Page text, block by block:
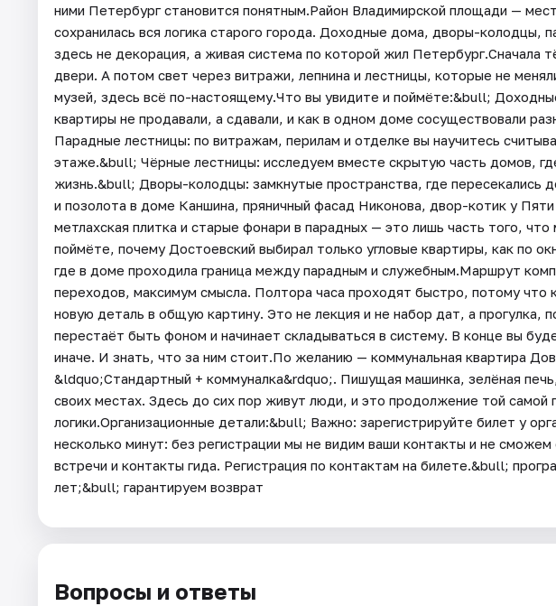
ними Петербург становится понятным.Район Владимирской площади —
сохранилась вся логика старого города. Доходные дома, дворы-колодцы,
здесь не декорация, а живая система по которой жил Петербург.Сначала
двери. А потом свет через витражи, лепнина и лестницы, которые не
музей, здесь всё по-настоящему.Что вы увидите и поймёте:&bull;
квартиры не продавали, а сдавали, и как в одном доме сосуществовали
Парадные лестницы: по витражам, перилам и отделке вы научитесь
этаже.&bull; Чёрные лестницы: исследуем вместе скрытую часть домов,
жизнь.&bull; Дворы-колодцы: замкнутые пространства, где пересекались
и позолота в доме Каншина, пряничный фасад Никонова, двор-котик у Пяти
метлахская плитка и старые фонари в парадных — это лишь часть того,
поймёте, почему Достоевский выбирал только угловые квартиры, как по
где в доме проходила граница между парадным и служебным.Маршрут
переходов, максимум смысла. Полтора часа проходят быстро, потому что
новую деталь в общую картину. Это не лекция и не набор дат, а прогулка,
перестаёт быть фоном и начинает складываться в систему. В конце вы
иначе. И знать, что за ним стоит.По желанию — коммунальная квартира
&ldquo;Стандартный + коммуналка&rdquo;. Пишущая машинка, зелёная
своих местах. Здесь до сих пор живут люди, и это продолжение той самой
логики.Организационные детали:&bull; Важно: зарегистрируйте билет у
несколько минут: без регистрации мы не видим ваши контакты и не
встречи и контакты гида. Регистрация по контактам на билете.&bull;
лет;&bull; гарантируем возврат
Вопросы и ответы